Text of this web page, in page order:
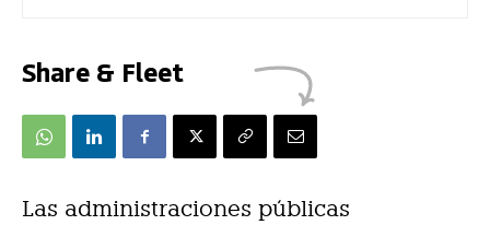
Share & Fleet
Las administraciones públicas